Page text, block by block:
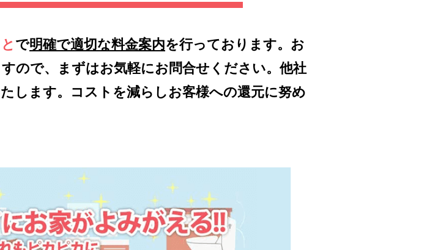
で明確で適切な料金案内を行っております。お
ので、まずはお気軽にお問合せください。他社
します。コストを減らしお客様への還元に努め